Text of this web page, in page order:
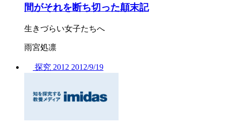
間がそれを断ち切った顛末記
生きづらい女子たちへ
雨宮処凛
探究 2012 2012/9/19